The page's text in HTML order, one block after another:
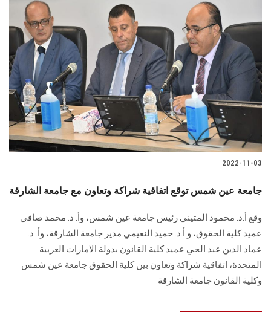
2022-11-03
جامعة عين شمس توقع اتفاقية شراكة وتعاون مع جامعة الشارقة
وقع أ.د. محمود المتيني رئيس جامعة عين شمس، وأ. د. محمد صافي
عميد كلية الحقوق، و أ.د. حميد النعيمي مدير جامعة الشارقة، وأ. د.
عماد الدين عبد الحي عميد كلية القانون بدولة الامارات العربية
المتحدة، اتفاقية شراكة وتعاون بين كلية الحقوق جامعة عين شمس
وكلية القانون جامعة الشارقة